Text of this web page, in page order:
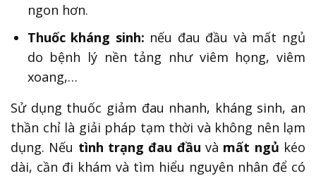
ngon hơn.
Thuốc kháng sinh: nếu đau đầu và mất ngủ
do bệnh lý nền tảng như viêm họng, viêm
xoang,…
Sử dụng thuốc giảm đau nhanh, kháng sinh, an
thần chỉ là giải pháp tạm thời và không nên lạm
dụng. Nếu tình trạng đau đầu và mất ngủ kéo
dài, cần đi khám và tìm hiểu nguyên nhân để có